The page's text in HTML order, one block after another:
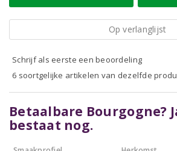
Op verlanglijst
Schrijf als eerste een beoordeling
6 soortgelijke artikelen van dezelfde
Betaalbare Bourgogne?
bestaat nog.